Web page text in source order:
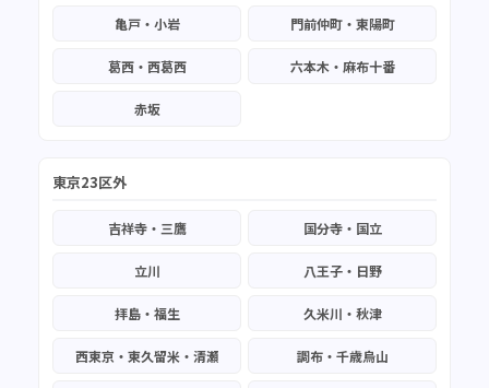
亀戸・小岩 門前仲町・東陽町
葛西・西葛西 六本木・麻布十番
赤坂
東京23区外
吉祥寺・三鷹 国分寺・国立
立川 八王子・日野
拝島・福生 久米川・秋津
西東京・東久留米・清瀬 調布・千歳烏山